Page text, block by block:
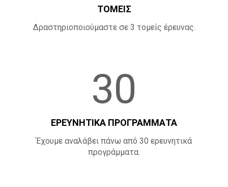
ΤΟΜΕΙΣ
Δραστηριοποιούμαστε σε 3 τομείς έρευνας.
30
ΕΡΕΥΝΗΤΙΚΑ ΠΡΟΓΡΑΜΜΑΤΑ
Έχουμε αναλάβει πάνω από 30 ερευνητικά
προγράμματα.